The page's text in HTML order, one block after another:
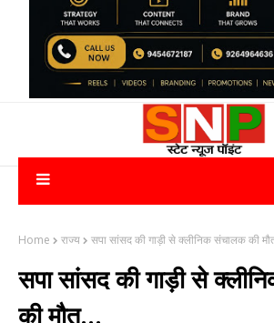
Home राज्य सपा सांसद की गाड़ी से क्लीनिक संचालक की
सपा सांसद की गाड़ी से
की मौत...